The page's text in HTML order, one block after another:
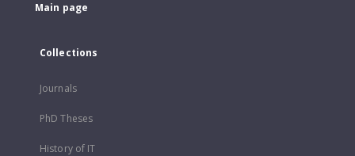
Main page
Collections
Journals
PhD Theses
History of IT